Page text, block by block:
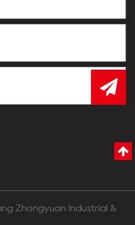
Zhongyuan Industrial &